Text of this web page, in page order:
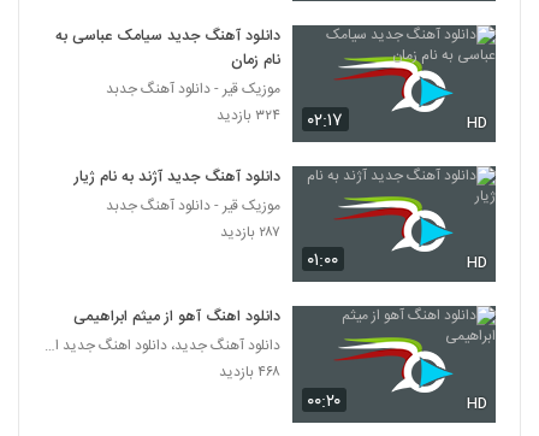
Kian Darvish Jofte Hamim
6514
دانلود آهنگ یادت بخیر از بنیامین اسماعیلی
6515
آهنگ جواد کرد بنام بابایی
۲۱۴ بازدید
دانلود آهنگ جدید و زیبای زئوس با نام تب تند
دانلود آهنگ میثم ابراهیمی ترس
۰۲:۱۷ HD
دانلود آهنگ جدید سیامک عباسی به
نام زمان
موزیک قیر - دانلود آهنگ جدبد
۳۲۴ بازدید
۰۱:۰۰ HD
دانلود آهنگ جدید آژند به نام ژیار
موزیک قیر - دانلود آهنگ جدبد
۲۸۷ بازدید
۰۰:۲۰ HD
دانلود اهنگ آهو از میثم ابراهیمی
دانلود آهنگ جدید، دانلود اهنگ جدید ایرانی
۴۶۸ بازدید